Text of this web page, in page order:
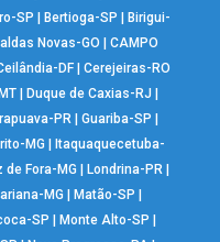
SP Bertioga-SP
Birigui-
Novas-GO |CAMPO
DF| Cerejeiras-RO
| Duque de Caxias-RJ
PR |Guariba-SP
MG
Itaquaquecetuba-
de Fora-MG Londrina-PR
MG Matão-SP
SP Monte Alto-SP